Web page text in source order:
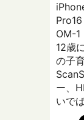
OM-1
12歳
の子
ー、
いで